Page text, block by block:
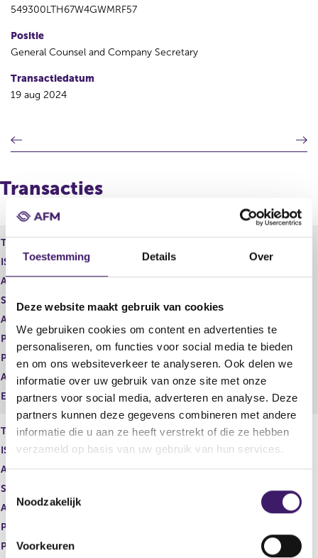
Toestemming Details Over
Deze website maakt gebruik van cookies
We gebruiken cookies om content en advertenties te
personaliseren, om functies voor social media te bieden
en om ons websiteverkeer te analyseren. Ook delen we
informatie over uw gebruik van onze site met onze
partners voor social media, adverteren en analyse. Deze
partners kunnen deze gegevens combineren met andere
informatie die u aan ze heeft verstrekt of die ze hebben
verzameld op basis van uw gebruik van hun services.
T
o
e
Noodzakelijk
Voorkeuren
549300LTH67W4GWMRF57
Positie
General Counsel and Company Secretary
Transactiedatum
19 aug 2024
o
g
e
r
e
g
s
e
r
e
s
u
l
a
a
t
V
o
n
d
e
g
r
r
s
l
a
Transacties
Type instrument
ISIN
GB00BDCPN049
Aard transactie
Verwerving
Soort transactie
Verwerving
Aandelenoptie programma
Plaats van handel
Prijs
Aantal
2,51
Eenheid
USD
Type instrument
Gewoon aandeel
ISIN
GB00BDCPN049
Aard transactie
Verwerving
Soort transactie
Aandelenoptie programma
Plaats van handel
Prijs